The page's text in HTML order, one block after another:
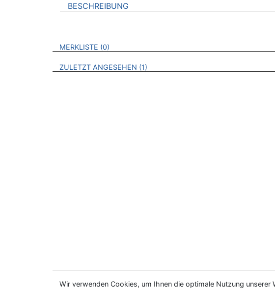
BESCHREIBUNG
VERWEISE AUF VERMERKTE- ODER ZULETZT
MERKLISTE 0
ZULETZT ANGESEHEN 1
Wir verwenden Cookies, um Ihnen die optimale Nutzung